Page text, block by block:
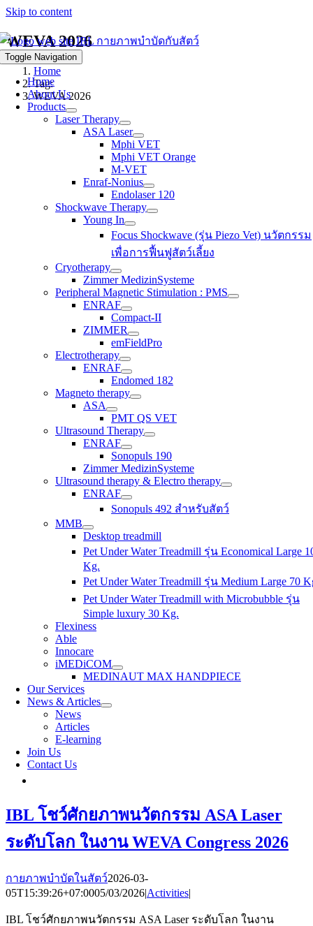
Skip to content
Toggle Navigation
Home
About Us
Products
Laser Therapy
ASA Laser
Mphi VET
Mphi VET Orange
M-VET
Enraf-Nonius
Endolaser 120
Shockwave Therapy
Young In
Focus Shockwave (รุ่น Piezo Vet) นวัตกรรม
เพื่อการฟื้นฟูสัตว์เลี้ยง
Cryotherapy
Zimmer MedizinSysteme
Peripheral Magnetic Stimulation : PMS
ENRAF
Compact-II
ZIMMER
emFieldPro
Electrotherapy
ENRAF
Endomed 182
Magneto therapy
ASA
PMT QS VET
Ultrasound Therapy
ENRAF
Sonopuls 190
Zimmer MedizinSysteme
Ultrasound therapy & Electro therapy
ENRAF
Sonopuls 492 สำหรับสัตว์
MMB
Desktop treadmill
Pet Under Water Treadmill รุ่น Economical Large
Kg.
Pet Under Water Treadmill รุ่น Medium Large 70
Pet Under Water Treadmill with Microbubble รุ่น
Simple luxury 30 Kg.
Flexiness
Able
Innocare
iMEDiCOM
MEDINAUT MAX HANDPIECE
Our Services
News & Articles
News
Articles
E-learning
Join Us
Contact Us
WEVA 2026
Home
Tag:
WEVA 2026
IBL โชว์ศักยภาพนวัตกรรม ASA Laser
ระดับโลก ในงาน WEVA Congress 2026
กายภาพบำบัดในสัตว์2026-03-
05T15:39:26+07:0005/03/2026|Activities|
IBL โชว์ศักยภาพนวัตกรรม ASA Laser ระดับโลก ในงาน